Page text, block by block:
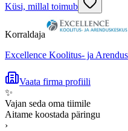
Küsi, millal toimub
Korraldaja
Excellence Koolitus- ja
Vaata firma profiili
✨
Vajan seda oma tiimile
Aitame koostada päringu
›